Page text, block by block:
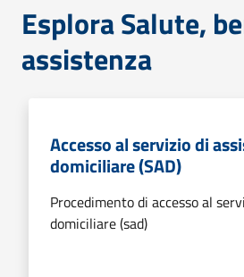
Esplora Salute,
assistenza
Accesso al servizio di
domiciliare (SAD)
Procedimento di accesso al
domiciliare (sad)